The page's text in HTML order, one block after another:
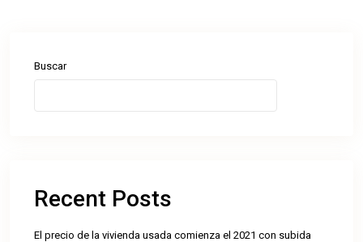
Buscar
Recent Posts
El precio de la vivienda usada comienza el 2021 con subida